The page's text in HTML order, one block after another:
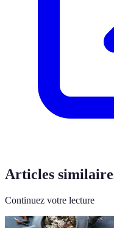
Articles
Continuez votre lecture